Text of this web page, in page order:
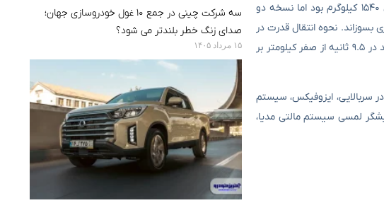
۸ دنده مصنوعی، در دو نسخه تک دیفرانسیل و دو دیفرانسیل به چرخ ها انتقال می یابد. نسخه نسخه تک دیفرانسیل اکلیپس کراس ۱۵۴۰ کیلوگرم بود اما نسخه دو
دو دیفرانسیل در هر ۱۰۰ کیلومتر ۲۰۰ سی سی سوخت کمتری بسوزاند. نحوه انتقال قدرت در
نسخه دو دیفرانسیل از فناوری S-AWD بهره می برد که مخصوص خود میتسوبیشی می باشد. نسخه تک دیفرانسیل این خودرو می تواند در ۹.۵ ثانیه از صفر کیلومتر بر
کنترل حرکت در سربالایی، ایزوفیکس، سیستم
چرم مصنوعی، کامپیوتر سفری، استارت دکمه ای، کروز کنترل، آنتن کوسه ای، شارژر ۱۲ ولت، نمایشگر لمسی سیستم مالتی مدیا،
سه شرکت چینی در جمع ۱۰ غول خودروسازی جهان؛
صدای زنگ خطر بلندتر می شود؟
۱۵ مرداد ۱۴۰۵